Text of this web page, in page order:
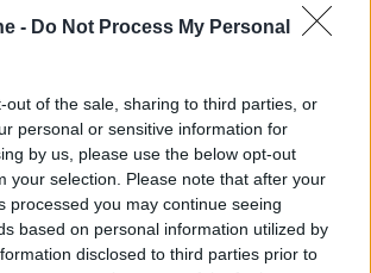
- Do Not Process My Personal
out of the sale, sharing to third parties, or
personal or sensitive information for
by us, please use the below opt-out
your selection. Please note that after your
processed you may continue seeing
based on personal information utilized by
disclosed to third parties prior to
dalla cassa di risonanza
che nella maggior parte delle
dei social, è ancora più
senza rischiare nulla. La